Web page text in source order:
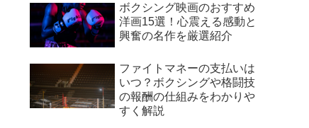
ボクシング映画のおすすめ
洋画15選！心震える感動と
興奮の名作を厳選紹介
ファイトマネーの支払いは
いつ？ボクシングや格闘技
の報酬の仕組みをわかりや
すく解説